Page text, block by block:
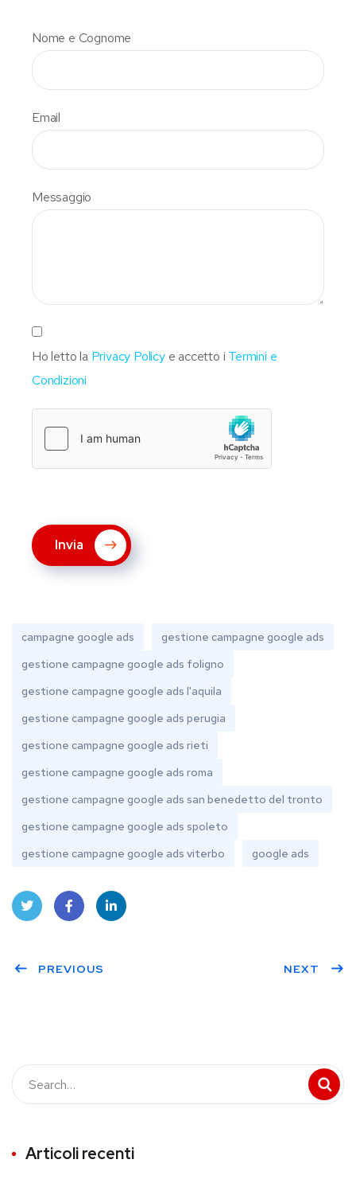
Nome e Cognome
Email
Messaggio
Ho letto la Privacy Policye accetto i Termini e
Condizioni
Invia
campagne google ads
gestione campagne google ads
gestione campagne google ads foligno
gestione campagne google ads l'aquila
gestione campagne google ads perugia
gestione campagne google ads rieti
gestione campagne google ads roma
gestione campagne google ads san benedetto del tronto
gestione campagne google ads spoleto
gestione campagne google ads viterbo
google ads
ter
book
PREVIOUS NEXT
Articoli recenti